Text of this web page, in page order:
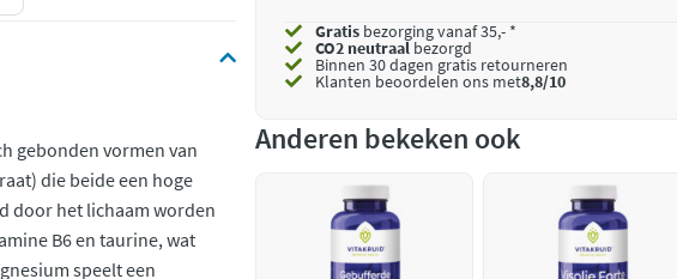
gebonden vormen van
die beide een hoge
door het lichaam worden
B6 en taurine, wat
speelt een
Gratis bezorging vanaf 35,- *
CO2 neutraalbezorgd
Binnen 30 dagen gratis retourneren
Klanten beoordelen ons met8,8/10
Anderen bekeken ook